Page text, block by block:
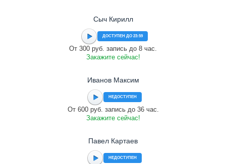
Сыч Кирилл
ДОСТУПЕН ДО 23:59
От 300 руб. запись до 8 час.
Закажите сейчас!
Иванов Максим
НЕДОСТУПЕН
От 600 руб. запись до 36 час.
Закажите сейчас!
Павел Картаев
НЕДОСТУПЕН